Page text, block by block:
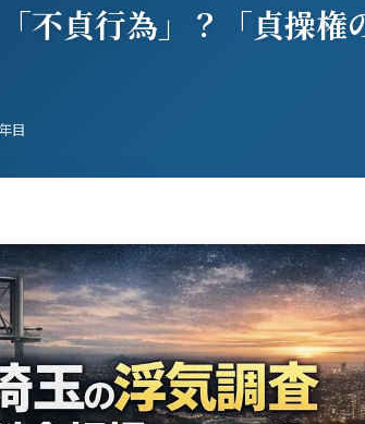
不貞行為」？「貞操権
目